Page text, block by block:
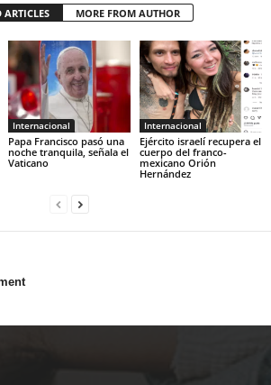
ARTICLES MORE FROM AUTHOR
Internacional
Papa Francisco pasó una
noche tranquila, señala el
Vaticano
Internacional
Ejército israelí recupera el
cuerpo del franco-
mexicano Orión
Hernández